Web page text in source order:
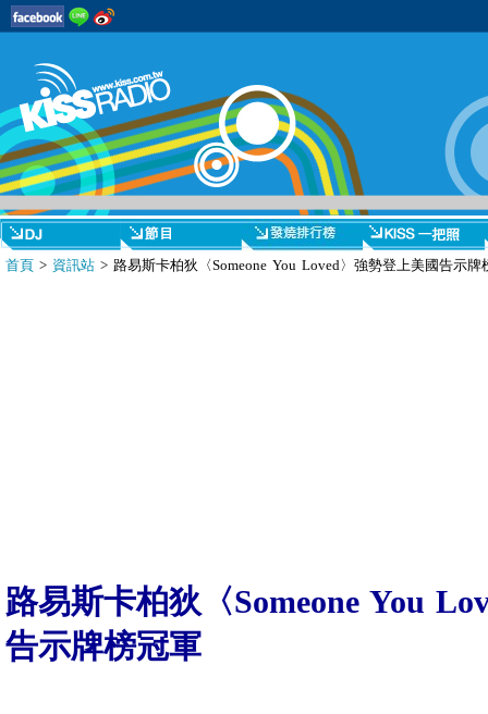
首頁 > 資訊站 > 路易斯卡柏狄〈Someone You Loved〉強勢登上美國告示牌
路易斯卡柏狄〈Someone You
告示牌榜冠軍